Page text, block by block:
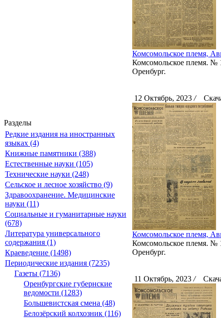
Разделы
Редкие издания на иностранных
языках (4)
Книжные памятники (388)
Естественные науки (105)
Технические науки (248)
Сельское и лесное хозяйство (9)
Здравоохранение. Медицинские
науки (11)
Социальные и гуманитарные науки
(678)
Литература универсального
содержания (1)
Краеведение (1498)
Периодические издания (7235)
Газеты (7136)
Оренбургские губернские
ведомости (1283)
Большевистская смена (48)
Белозёрский колхозник (116)
Комсомольское племя,
Комсомольское племя. №
Оренбург.
12 Октябрь, 2023 /
Комсомольское племя,
Комсомольское племя. №
Оренбург.
11 Октябрь, 2023 /